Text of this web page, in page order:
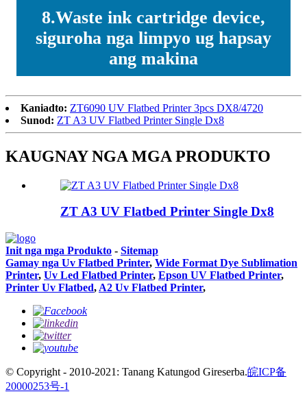
8.Waste ink cartridge device,
siguroha nga limpyo ug hapsay
ang makina
Kaniadto: ZT6090 UV Flatbed Printer 3pcs DX8/4720
Sunod: ZT A3 UV Flatbed Printer Single Dx8
KAUGNAY NGA MGA PRODUKTO
ZT A3 UV Flatbed Printer Single Dx8
Init nga mga Produkto - Sitemap
Gamay nga Uv Flatbed Printer, Wide Format Dye Sublimation
Printer, Uv Led Flatbed Printer, Epson UV Flatbed Printer,
Printer Uv Flatbed, A2 Uv Flatbed Printer,
© Copyright - 2010-2021: Tanang Katungod Gireserba.皖ICP备
20000253号-1